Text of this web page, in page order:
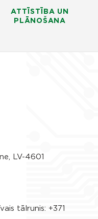
ATTĪSTĪBA UN
PLĀNOŠANA
LV-4601
tālrunis: +371